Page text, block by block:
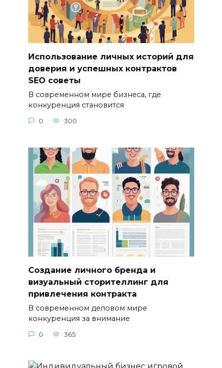
Использование личных историй для
доверия и успешных контрактов
SEO советы
В современном мире бизнеса, где
конкуренция становится
0 300
Создание личного бренда и
визуальный сторителлинг для
привлечения контракта
В современном деловом мире
конкуренция за внимание
0 365